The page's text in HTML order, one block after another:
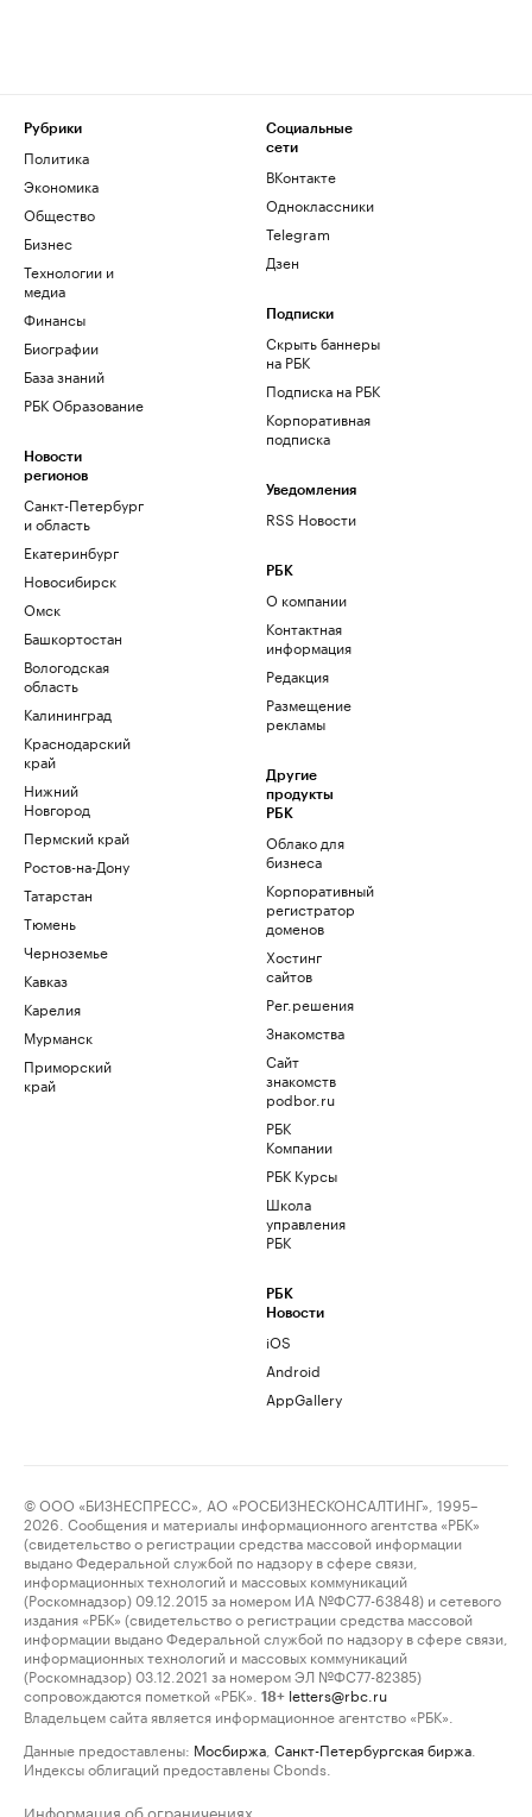
Рубрики
Политика
Экономика
Общество
Бизнес
Технологии и
медиа
Финансы
Биографии
База знаний
РБК Образование
Новости
регионов
Санкт-Петербург
и область
Екатеринбург
Новосибирск
Омск
Башкортостан
Вологодская
область
Калининград
Краснодарский
край
Нижний
Новгород
Пермский край
Ростов-на-Дону
Татарстан
Тюмень
Черноземье
Кавказ
Карелия
Мурманск
Приморский
край
Социальные
сети
ВКонтакте
Одноклассники
Telegram
Дзен
Подписки
Скрыть баннеры
на РБК
Подписка на РБК
Корпоративная
подписка
Уведомления
RSS Новости
РБК
О компании
Контактная
информация
Редакция
Размещение
рекламы
Другие
продукты
РБК
Облако для
бизнеса
Корпоративный
регистратор
доменов
Хостинг
сайтов
Рег.решения
Знакомства
Сайт
знакомств
podbor.ru
РБК
Компании
РБК Курсы
Школа
управления
РБК
РБК
Новости
iOS
Android
AppGallery
© ООО «БИЗНЕСПРЕСС», АО «РОСБИЗНЕСКОНСАЛТИНГ», 1995–
2026. Сообщения и материалы информационного агентства «РБК»
(свидетельство о регистрации средства массовой информации
выдано Федеральной службой по надзору в сфере связи,
информационных технологий и массовых коммуникаций
(Роскомнадзор) 09.12.2015 за номером ИА №ФС77-63848) и сетевого
издания «РБК» (свидетельство о регистрации средства массовой
информации выдано Федеральной службой по надзору в сфере связи,
информационных технологий и массовых коммуникаций
(Роскомнадзор) 03.12.2021 за номером ЭЛ №ФС77-82385)
сопровождаются пометкой «РБК».
18+ letters@rbc.ru
Владельцем сайта является информационное агентство «РБК».
Данные предоставлены: Мосбиржа Санкт-Петербургская биржа
Индексы облигаций предоставлены Cbonds.
Информация об ограничениях